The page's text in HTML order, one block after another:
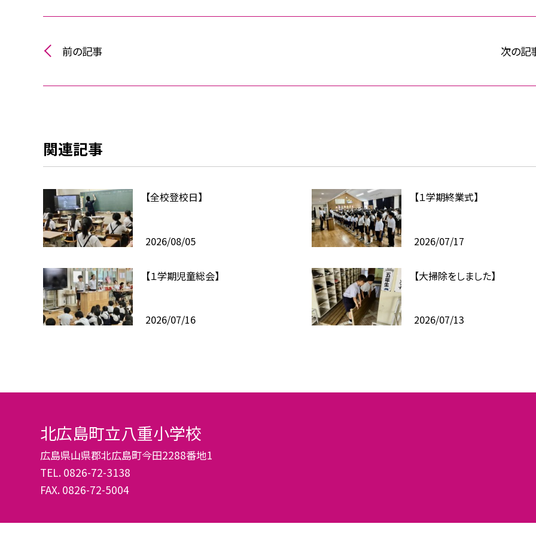
前の記事 次の記
関連記事
【全校登校日】
2026/08/05
【１学期終業式】
2026/07/17
【１学期児童総会】
2026/07/16
【大掃除をしました】
2026/07/13
北広島町立八重小学校
広島県山県郡北広島町今田2288番地1
TEL. 0826-72-3138
FAX. 0826-72-5004